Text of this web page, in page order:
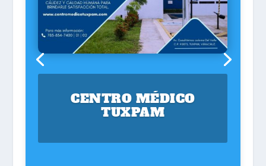
CENTRO MÉDICO
TUXPAM